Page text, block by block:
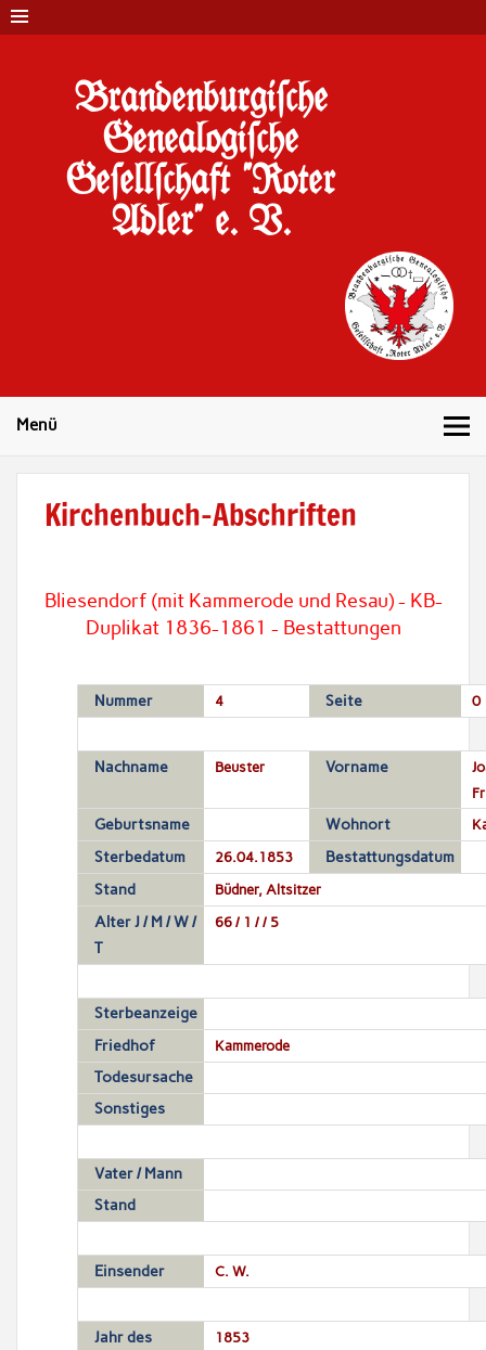
Brandenburgi#che
Genealogi#che
Ge#ell#chaft "Roter
Adler" e. V.
Menü
Kirchenbuch-Abschriften
Bliesendorf (mit Kammerode und Resau) - KB-
Duplikat 1836-1861 - Bestattungen
Nummer 4 Seite 0
Nachname Beuster Vorname
Geburtsname Wohnort
Sterbedatum 26.04.1853
Bestattungsdatum
Stand
Büdner, Altsitzer
Alter J / M / W /
T
66 / 1 / / 5
Sterbeanzeige
Friedhof
Kammerode
Todesursache
Sonstiges
Vater / Mann
Stand
Einsender C. W.
Jahr des
1853